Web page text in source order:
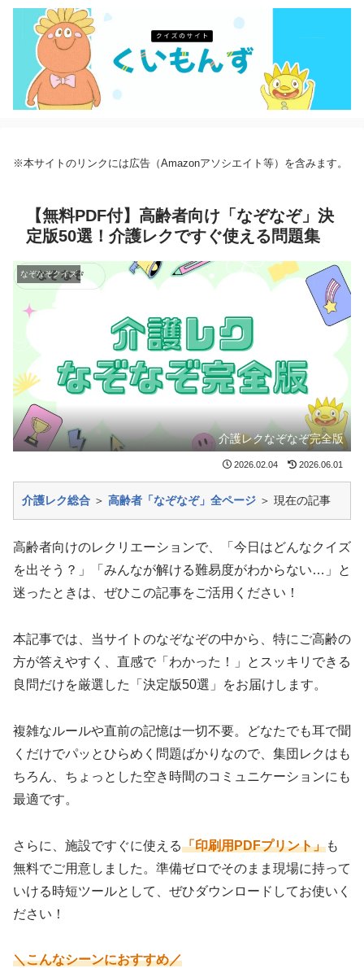
※本サイトのリンクには広告（Amazonアソシエイト等）を含みます。
【無料PDF付】高齢者向け「なぞなぞ」決
定版50選！介護レクですぐ使える問題集
なぞなぞクイズ
介護レクなぞなぞ完全版
2026.02.04 2026.06.01
介護レク総合 ＞ 高齢者「なぞなぞ」全ページ ＞ 現在の記事
高齢者向けのレクリエーションで、「今日はどんなクイズ
を出そう？」「みんなが解ける難易度がわからない…」と
迷ったときは、ぜひこの記事をご活用ください！
本記事では、当サイトのなぞなぞの中から、特にご高齢の
方が答えやすく、直感で「わかった！」とスッキリできる
良問だけを厳選した「決定版50選」をお届けします。
複雑なルールや直前の記憶は一切不要。どなたでも耳で聞
くだけでパッとひらめく問題ばかりなので、集団レクはも
ちろん、ちょっとした空き時間のコミュニケーションにも
最適です。
さらに、施設ですぐに使える「印刷用PDFプリント」も
無料でご用意しました。準備ゼロでそのまま現場に持って
いける時短ツールとして、ぜひダウンロードしてお使いく
ださい！
＼こんなシーンにおすすめ／